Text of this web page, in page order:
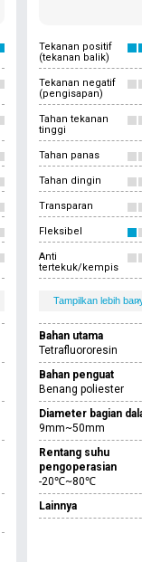
Tekanan positif
(tekanan balik)
Tekanan negatif
(pengisapan)
Tahan tekanan
tinggi
Tahan panas
Tahan dingin
Transparan
Fleksibel
Anti
tertekuk/kempis
Tampilkan lebih
Bahan utama
Tetrafluororesin
Bahan penguat
Benang poliester
Diameter bagian
9mm~50mm
Rentang suhu
pengoperasian
-20℃~80℃
Lainnya